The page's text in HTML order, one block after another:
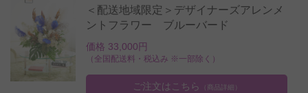
＜配送地域限定＞デザイナーズアレンメ
ントフラワー ブルーバード
価格 33,000円
（全国配送料・税込み ※一部除く）
ご注文はこちら （商品詳細）